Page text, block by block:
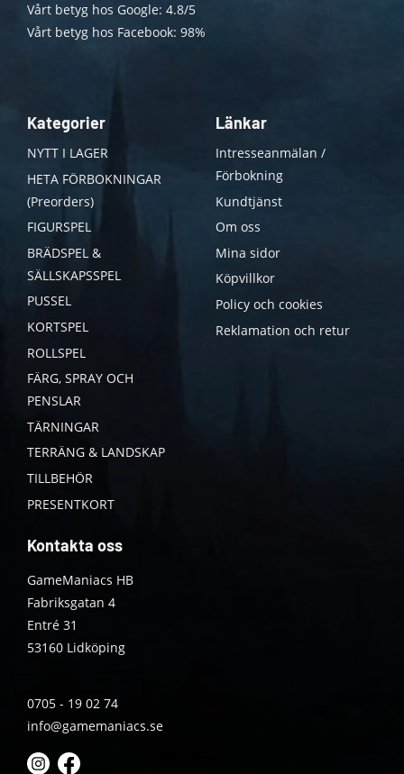
Vårt betyg hos Google: 4.8/5
Vårt betyg hos Facebook: 98%
Kategorier
NYTT I LAGER
HETA FÖRBOKNINGAR
(Preorders)
FIGURSPEL
BRÄDSPEL &
SÄLLSKAPSSPEL
PUSSEL
KORTSPEL
ROLLSPEL
FÄRG, SPRAY OCH
PENSLAR
TÄRNINGAR
TERRÄNG & LANDSKAP
TILLBEHÖR
PRESENTKORT
Länkar
Intresseanmälan /
Förbokning
Kundtjänst
Om oss
Mina sidor
Köpvillkor
Policy och cookies
Reklamation och retur
Kontakta oss
GameManiacs HB
Fabriksgatan 4
Entré 31
53160 Lidköping
0705 - 19 02 74
info@gamemaniacs.se